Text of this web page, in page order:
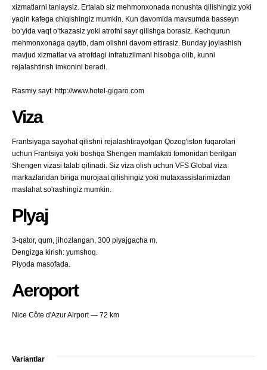
xizmatlarni tanlaysiz. Ertalab siz mehmonxonada nonushta qilishingiz yoki
yaqin kafega chiqishingiz mumkin. Kun davomida mavsumda basseyn
bo‘yida vaqt o‘tkazasiz yoki atrofni sayr qilishga borasiz. Kechqurun
mehmonxonaga qaytib, dam olishni davom ettirasiz. Bunday joylashish
mavjud xizmatlar va atrofdagi infratuzilmani hisobga olib, kunni
rejalashtirish imkonini beradi.
Rasmiy sayt: http://www.hotel-gigaro.com
Viza
Frantsiyaga sayohat qilishni rejalashtirayotgan Qozog'iston fuqarolari
uchun Frantsiya yoki boshqa Shengen mamlakati tomonidan berilgan
Shengen vizasi talab qilinadi. Siz viza olish uchun VFS Global viza
markazlaridan biriga murojaat qilishingiz yoki mutaxassislarimizdan
maslahat so'rashingiz mumkin.
Plyaj
3-qator, qum, jihozlangan, 300 plyajgacha m.
Dengizga kirish: yumshoq.
Piyoda masofada.
Aeroport
Nice Côte d'Azur Airport — 72 km
Variantlar